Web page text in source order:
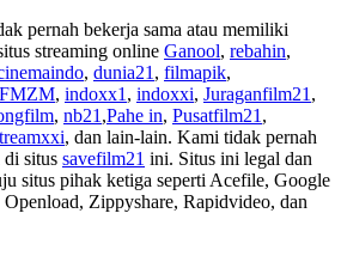
pernah bekerja sama atau memiliki
streaming online Ganool, rebahin,
, dunia21 , filmapik,
FMZM, indoxx1 , indoxxi, Juraganfilm21 ,
, nb21 ,Pahe in, Pusatfilm21 ,
, dan lain-lain. Kami tidak pernah
di situs savefilm21 ini. Situs ini legal dan
situs pihak ketiga seperti Acefile, Google
Zippyshare, Rapidvideo, dan